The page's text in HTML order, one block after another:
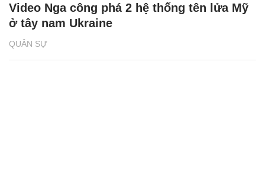
QUÂN SỰ
Video Nga công phá 2 hệ thống tên lửa Mỹ
ở tây nam Ukraine